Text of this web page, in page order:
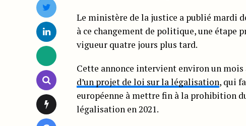
Le ministère de la justice a publié mardi
à ce changement de politique, une étape
vigueur quatre jours plus tard.
Cette annonce intervient environ un
d’un projet de loi sur la légalisation, qui
européenne à mettre fin à la prohibition
légalisation en 2021.